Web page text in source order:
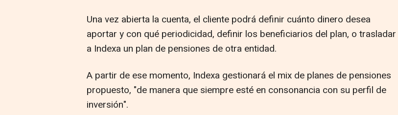
Una vez abierta la cuenta, el cliente podrá definir cuánto dinero desea
aportar y con qué periodicidad, definir los beneficiarios del plan, o trasladar
a Indexa un plan de pensiones de otra entidad.
A partir de ese momento, Indexa gestionará el mix de planes de pensiones
propuesto, "de manera que siempre esté en consonancia con su perfil de
inversión".